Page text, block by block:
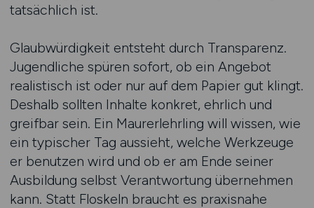
tatsächlich ist.
Glaubwürdigkeit entsteht durch Transparenz.
Jugendliche spüren sofort, ob ein Angebot
realistisch ist oder nur auf dem Papier gut klingt.
Deshalb sollten Inhalte konkret, ehrlich und
greifbar sein. Ein Maurerlehrling will wissen, wie
ein typischer Tag aussieht, welche Werkzeuge
er benutzen wird und ob er am Ende seiner
Ausbildung selbst Verantwortung übernehmen
kann. Statt Floskeln braucht es praxisnahe